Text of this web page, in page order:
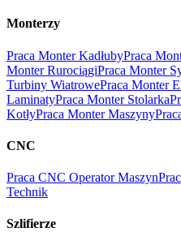
Monterzy
Praca Monter KadłubyPraca
Monter RurociągiPraca Monter
Turbiny WiatrowePraca Monter
LaminatyPraca Monter Stolarka
KotłyPraca Monter Maszyny
CNC
Praca CNC Operator Maszyn
Technik
Szlifierze